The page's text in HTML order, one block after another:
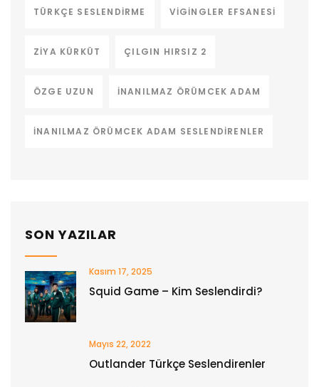
TÜRKÇE SESLENDIRME VIGINGLER EFSANESI
ZIYA KÜRKÜT ÇILGIN HIRSIZ 2
ÖZGE UZUN İNANILMAZ ÖRÜMCEK ADAM
İNANILMAZ ÖRÜMCEK ADAM SESLENDIRENLER
SON YAZILAR
Kasım 17, 2025
Squid Game – Kim Seslendirdi?
Mayıs 22, 2022
Outlander Türkçe Seslendirenler